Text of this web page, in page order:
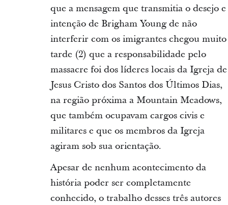
que a mensagem que transmitia o desejo e
intenção de Brigham Young de não
interferir com os imigrantes chegou muito
tarde (2) que a responsabilidade pelo
massacre foi dos líderes locais da Igreja de
Jesus Cristo dos Santos dos Últimos Dias,
na região próxima a Mountain Meadows,
que também ocupavam cargos civis e
militares e que os membros da Igreja
agiram sob sua orientação.
Apesar de nenhum acontecimento da
história poder ser completamente
conhecido, o trabalho desses três autores